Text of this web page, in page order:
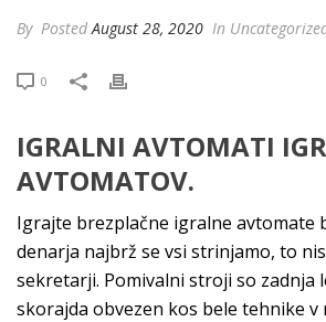
By PostedAugust 28, 2020 In
0
IGRALNI AVTOMATI
AVTOMATOV.
Igrajte brezplačne igralne avtomate
denarja najbrž se vsi strinjamo, to
sekretarji. Pomivalni stroji so zadnja
skorajda obvezen kos bele tehnike v